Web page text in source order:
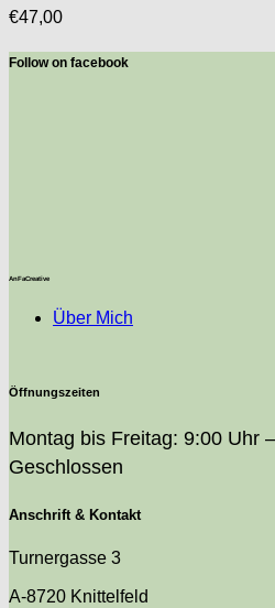
€47,00
Follow on facebook
AnFaCreative
Über Mich
Öffnungszeiten
Montag bis Freitag: 9:00 Uhr
Geschlossen
Anschrift & Kontakt
Turnergasse 3
A-8720 Knittelfeld